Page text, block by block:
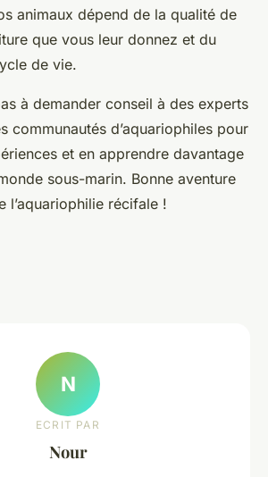
animaux dépend de la qualité de
que vous leur donnez et du
de vie.
à demander conseil à des experts
communautés d’aquariophiles pour
et en apprendre davantage
sous-marin. Bonne aventure
l’aquariophilie récifale !
N
ECRIT PAR
Nour